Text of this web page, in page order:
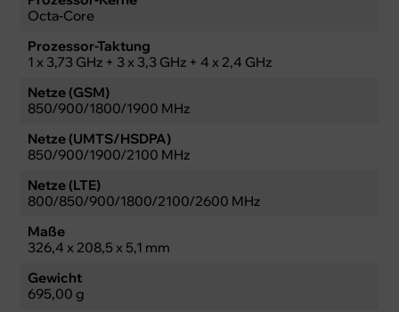
Octa-Core
Prozessor-Taktung
1 x 3,73 GHz + 3 x 3,3 GHz + 4 x 2,4 GHz
Netze (GSM)
850/900/1800/1900 MHz
Netze (UMTS/HSDPA)
850/900/1900/2100 MHz
Netze (LTE)
800/850/900/1800/2100/2600 MHz
Maße
326,4 x 208,5 x 5,1 mm
Gewicht
695,00 g